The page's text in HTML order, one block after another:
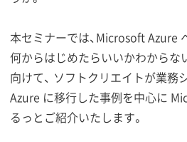
本セミナーでは、Microsoft Azure
何からはじめたらいいかわからな
向けて、 ソフトクリエイトが業
Azure に移行した事例を中心に
るっとご紹介いたします。